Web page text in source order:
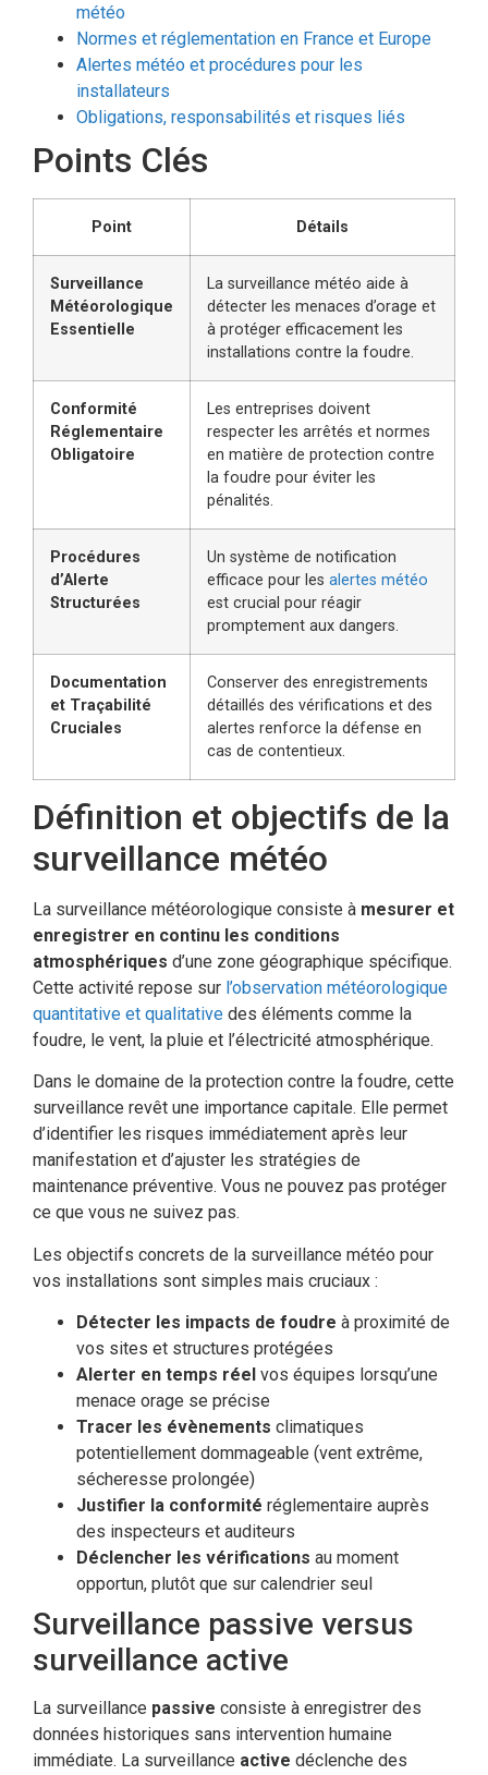
météo
Normes et réglementation en France et Europe
Alertes météo et procédures pour les
installateurs
Obligations, responsabilités et risques liés
Points Clés
Point Détails
Surveillance
Météorologique
Essentielle
La surveillance météo aide à
détecter les menaces d’orage et
à protéger efficacement les
installations contre la foudre.
Conformité
Réglementaire
Obligatoire
Les entreprises doivent
respecter les arrêtés et normes
en matière de protection contre
la foudre pour éviter les
pénalités.
Procédures
d’Alerte
Structurées
Un système de notification
efficace pour les alertes météo
est crucial pour réagir
promptement aux dangers.
Documentation
et Traçabilité
Cruciales
Conserver des enregistrements
détaillés des vérifications et des
alertes renforce la défense en
cas de contentieux.
Définition et objectifs de la
surveillance météo
La surveillance météorologique consiste à mesurer et
enregistrer en continu les conditions
atmosphériques d’une zone géographique spécifique.
Cette activité repose sur l’observation météorologique
quantitative et qualitative des éléments comme la
foudre, le vent, la pluie et l’électricité atmosphérique.
Dans le domaine de la protection contre la foudre, cette
surveillance revêt une importance capitale. Elle permet
d’identifier les risques immédiatement après leur
manifestation et d’ajuster les stratégies de
maintenance préventive. Vous ne pouvez pas protéger
ce que vous ne suivez pas.
Les objectifs concrets de la surveillance météo pour
vos installations sont simples mais cruciaux :
Détecter les impacts de foudre à proximité de
vos sites et structures protégées
Alerter en temps réel vos équipes lorsqu’une
menace orage se précise
Tracer les évènements climatiques
potentiellement dommageable (vent extrême,
sécheresse prolongée)
Justifier la conformité réglementaire auprès
des inspecteurs et auditeurs
Déclencher les vérifications au moment
opportun, plutôt que sur calendrier seul
Surveillance passive versus
surveillance active
La surveillance passive consiste à enregistrer des
données historiques sans intervention humaine
immédiate. La surveillance active déclenche des